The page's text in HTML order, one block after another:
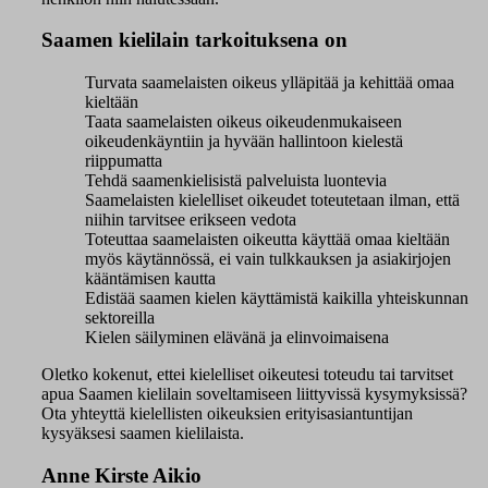
Saamen kielilain tarkoituksena on
Turvata saamelaisten oikeus ylläpitää ja kehittää omaa
kieltään
Taata saamelaisten oikeus oikeudenmukaiseen
oikeudenkäyntiin ja hyvään hallintoon kielestä
riippumatta
Tehdä saamenkielisistä palveluista luontevia
Saamelaisten kielelliset oikeudet toteutetaan ilman, että
niihin tarvitsee erikseen vedota
Toteuttaa saamelaisten oikeutta käyttää omaa kieltään
myös käytännössä, ei vain tulkkauksen ja asiakirjojen
kääntämisen kautta
Edistää saamen kielen käyttämistä kaikilla yhteiskunnan
sektoreilla
Kielen säilyminen elävänä ja elinvoimaisena
Oletko kokenut, ettei kielelliset oikeutesi toteudu tai tarvitset
apua Saamen kielilain soveltamiseen liittyvissä kysymyksissä?
Ota yhteyttä kielellisten oikeuksien erityisasiantuntijan
kysyäksesi saamen kielilaista.
Anne Kirste Aikio